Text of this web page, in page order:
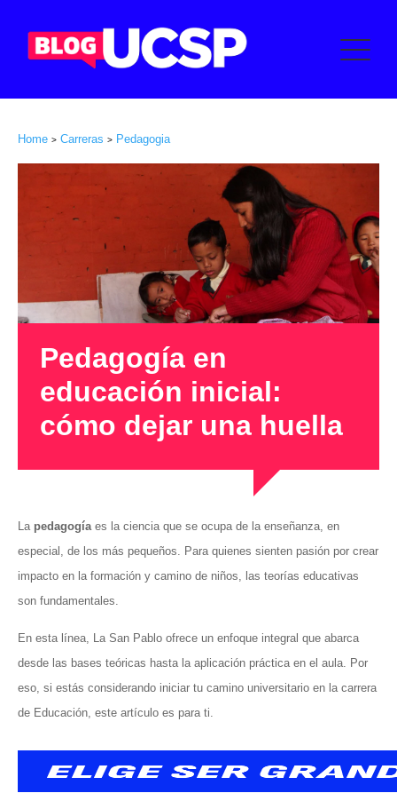
Home > Carreras > Pedagogia
Pedagogía en
educación inicial:
cómo dejar una huella
La pedagogía es la ciencia que se ocupa de la enseñanza, en
especial, de los más pequeños. Para quienes sienten pasión por crear
impacto en la formación y camino de niños, las teorías educativas
son fundamentales.
En esta línea, La San Pablo ofrece un enfoque integral que abarca
desde las bases teóricas hasta la aplicación práctica en el aula. Por
eso, si estás considerando iniciar tu camino universitario en la carrera
de Educación, este artículo es para ti.